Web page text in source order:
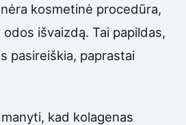
kosmetinė procedūra,
išvaizdą. Tai papildas,
pasireiškia, paprastai
kad kolagenas